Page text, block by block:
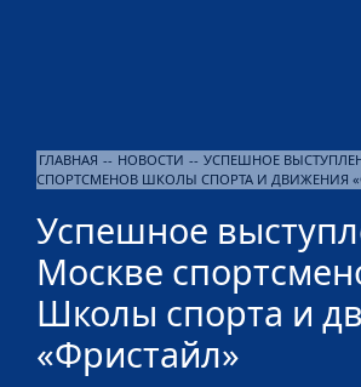
ГЛАВНАЯ -- НОВОСТИ -- УСПЕШНОЕ
СПОРТСМЕНОВ ШКОЛЫ СПОРТА И ДВИЖЕНИЯ
Успешное
Москве
Школы спорта и
«Фристайл»